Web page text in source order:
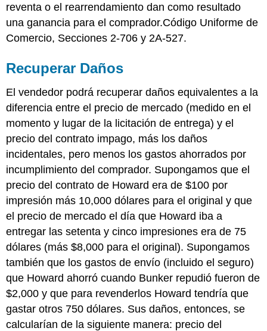
reventa o el rearrendamiento dan como resultado
una ganancia para el comprador.Código Uniforme de
Comercio, Secciones 2-706 y 2A-527.
Recuperar Daños
El vendedor podrá recuperar daños equivalentes a la
diferencia entre el precio de mercado (medido en el
momento y lugar de la licitación de entrega) y el
precio del contrato impago, más los daños
incidentales, pero menos los gastos ahorrados por
incumplimiento del comprador. Supongamos que el
precio del contrato de Howard era de $100 por
impresión más 10,000 dólares para el original y que
el precio de mercado el día que Howard iba a
entregar las setenta y cinco impresiones era de 75
dólares (más $8,000 para el original). Supongamos
también que los gastos de envío (incluido el seguro)
que Howard ahorró cuando Bunker repudió fueron de
$2,000 y que para revenderlos Howard tendría que
gastar otros 750 dólares. Sus daños, entonces, se
calcularían de la siguiente manera: precio del